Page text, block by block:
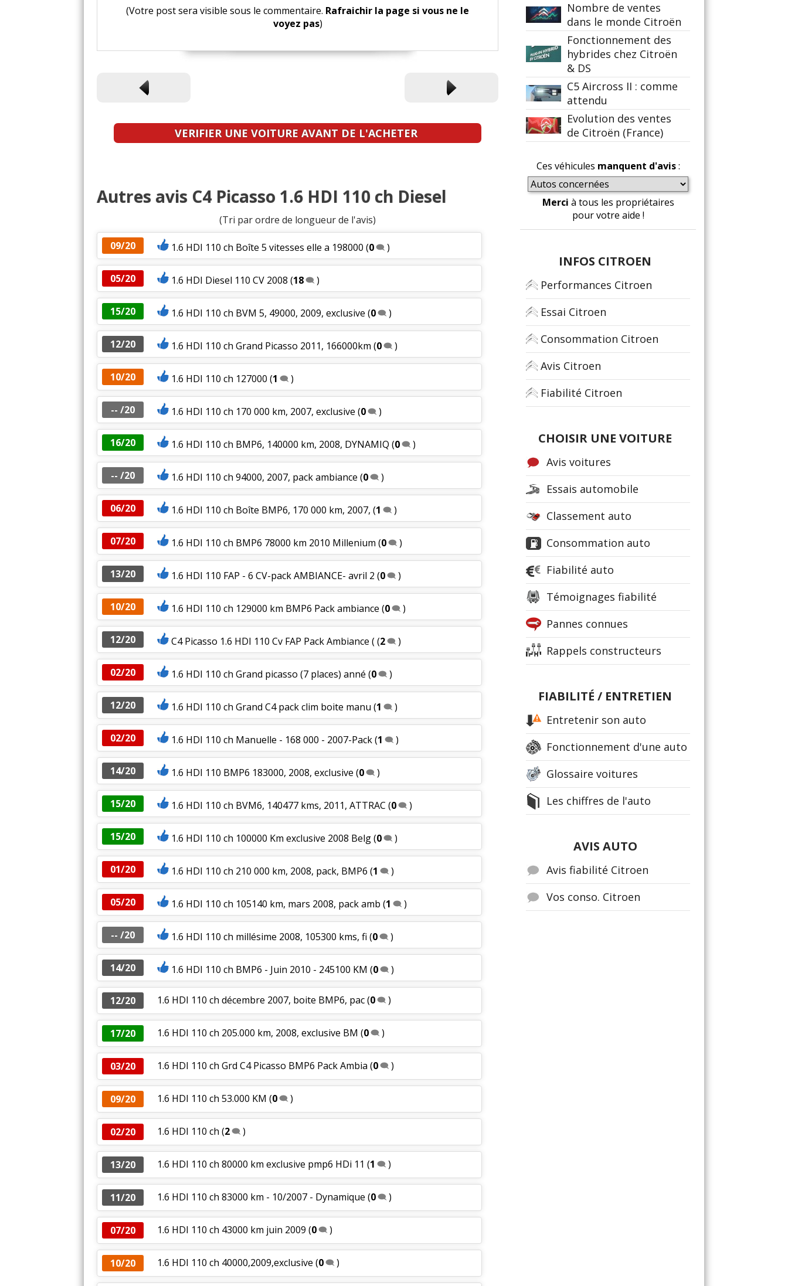
(Votre post sera visible sous le commentaire. Rafraichir la page si vous ne le
voyez pas)
VERIFIER UNE VOITURE AVANT DE L'ACHETER
Autres avis C4 Picasso 1.6 HDI 110 ch Diesel
(Tri par ordre de longueur de l'avis)
09/20
1.6 HDI 110 ch Boîte 5 vitesses elle a 198000 (0 )
05/20 1.6 HDI Diesel 110 CV 2008 (18 )
15/20 1.6 HDI 110 ch BVM 5, 49000, 2009, exclusive (0 )
12/20 1.6 HDI 110 ch Grand Picasso 2011, 166000km (0 )
10/20 1.6 HDI 110 ch 127000 (1 )
-- /20 1.6 HDI 110 ch 170 000 km, 2007, exclusive (0 )
16/20 1.6 HDI 110 ch BMP6, 140000 km, 2008, DYNAMIQ (0 )
-- /20 1.6 HDI 110 ch 94000, 2007, pack ambiance (0 )
06/20 1.6 HDI 110 ch Boîte BMP6, 170 000 km, 2007, (1 )
07/20 1.6 HDI 110 ch BMP6 78000 km 2010 Millenium (0 )
13/20 1.6 HDI 110 FAP - 6 CV-pack AMBIANCE- avril 2 (0 )
10/20 1.6 HDI 110 ch 129000 km BMP6 Pack ambiance (0 )
12/20 C4 Picasso 1.6 HDI 110 Cv FAP Pack Ambiance ((2 )
02/20 1.6 HDI 110 ch Grand picasso (7 places) anné (0 )
12/20 1.6 HDI 110 ch Grand C4 pack clim boite manu (1 )
02/20 1.6 HDI 110 ch Manuelle - 168 000 - 2007-Pack(1 )
14/20 1.6 HDI 110 BMP6 183000, 2008, exclusive (0 )
15/20 1.6 HDI 110 ch BVM6, 140477 kms, 2011, ATTRAC (0 )
15/20 1.6 HDI 110 ch 100000 Km exclusive 2008 Belg(0 )
01/20 1.6 HDI 110 ch 210 000 km, 2008, pack, BMP6 (1 )
05/20 1.6 HDI 110 ch 105140 km, mars 2008, pack amb (1 )
-- /20 1.6 HDI 110 ch millésime 2008, 105300 kms, fi (0 )
14/20 1.6 HDI 110 ch BMP6 - Juin 2010 - 245100 KM (0 )
12/20 1.6 HDI 110 ch décembre 2007, boite BMP6, pac(0 )
17/20 1.6 HDI 110 ch 205.000 km, 2008, exclusive BM (0 )
03/20 1.6 HDI 110 ch Grd C4 Picasso BMP6 Pack Ambia (0 )
09/20 1.6 HDI 110 ch 53.000 KM (0 )
02/20 1.6 HDI 110 ch (2 )
13/20 1.6 HDI 110 ch 80000 km exclusive pmp6 HDi 11 (1 )
11/20 1.6 HDI 110 ch 83000 km - 10/2007 - Dynamique (0 )
07/20 1.6 HDI 110 ch 43000 km juin 2009 (0 )
10/20 1.6 HDI 110 ch 40000,2009,exclusive (0 )
Nombre de ventes
dans le monde Citroën
Fonctionnement des
hybrides chez Citroën
& DS
C5 Aircross II : comme
attendu
Evolution des ventes
de Citroën (France)
Ces véhicules manquent d'avis:
Merci à tous les propriétaires
pour votre aide !
INFOS CITROEN
Performances Citroen
Essai Citroen
Consommation Citroen
Avis Citroen
Fiabilité Citroen
CHOISIR UNE VOITURE
Avis voitures
Essais automobile
Classement auto
Consommation auto
Fiabilité auto
Témoignages fiabilité
Pannes connues
Rappels constructeurs
FIABILITÉ / ENTRETIEN
Entretenir son auto
Fonctionnement d'une auto
Glossaire voitures
Les chiffres de l'auto
AVIS AUTO
Avis fiabilité Citroen
Vos conso. Citroen